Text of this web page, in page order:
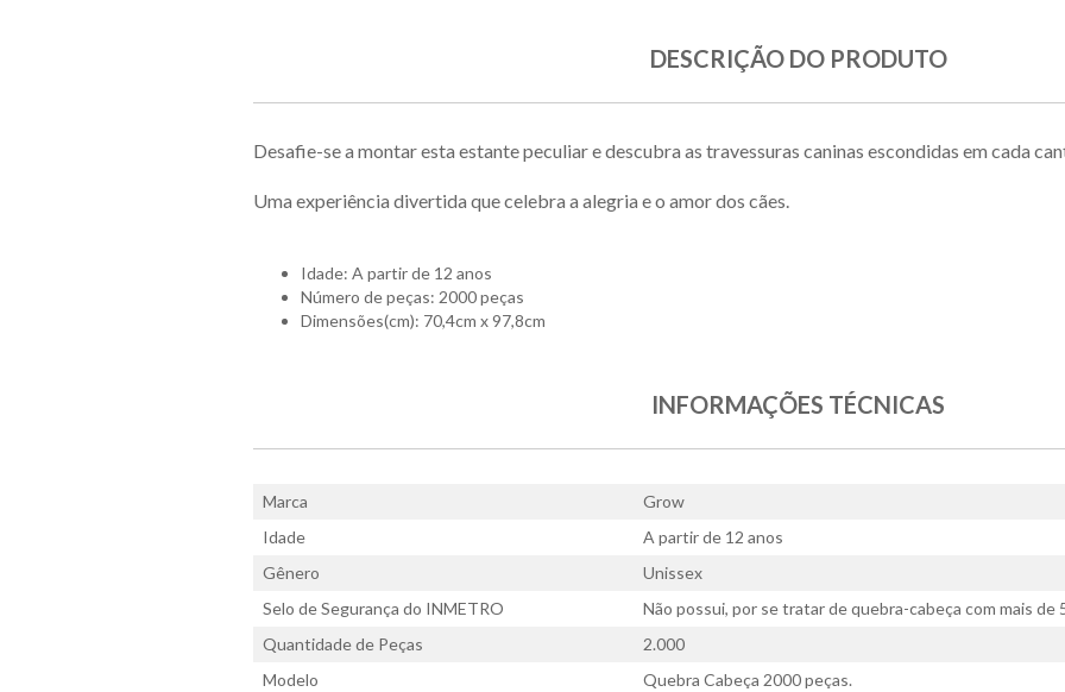
DESCRIÇÃO DO PRODUTO
Desafie-se a montar esta estante peculiar e descubra as travessuras caninas escondidas em cada
Uma experiência divertida que celebra a alegria e o amor dos cães.
Idade: A partir de 12 anos
Número de peças: 2000 peças
Dimensões(cm): 70,4cm x 97,8cm
INFORMAÇÕES TÉCNICAS
Marca
Grow
Idade
A partir de 12 anos
Gênero
Unissex
Selo de Segurança do INMETRO
Não possui, por se tratar de quebra-cabeça com mais de
Quantidade de Peças
2.000
Modelo
Quebra Cabeça 2000 peças.